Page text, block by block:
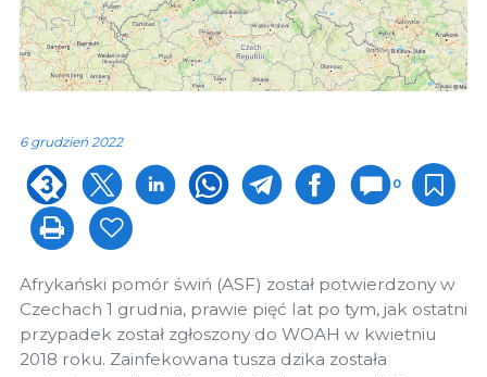
6 grudzień 2022
0
Afrykański pomór świń (ASF) został potwierdzony w
Czechach 1 grudnia, prawie pięć lat po tym, jak ostatni
przypadek został zgłoszony do WOAH w kwietniu
2018 roku. Zainfekowana tusza dzika została